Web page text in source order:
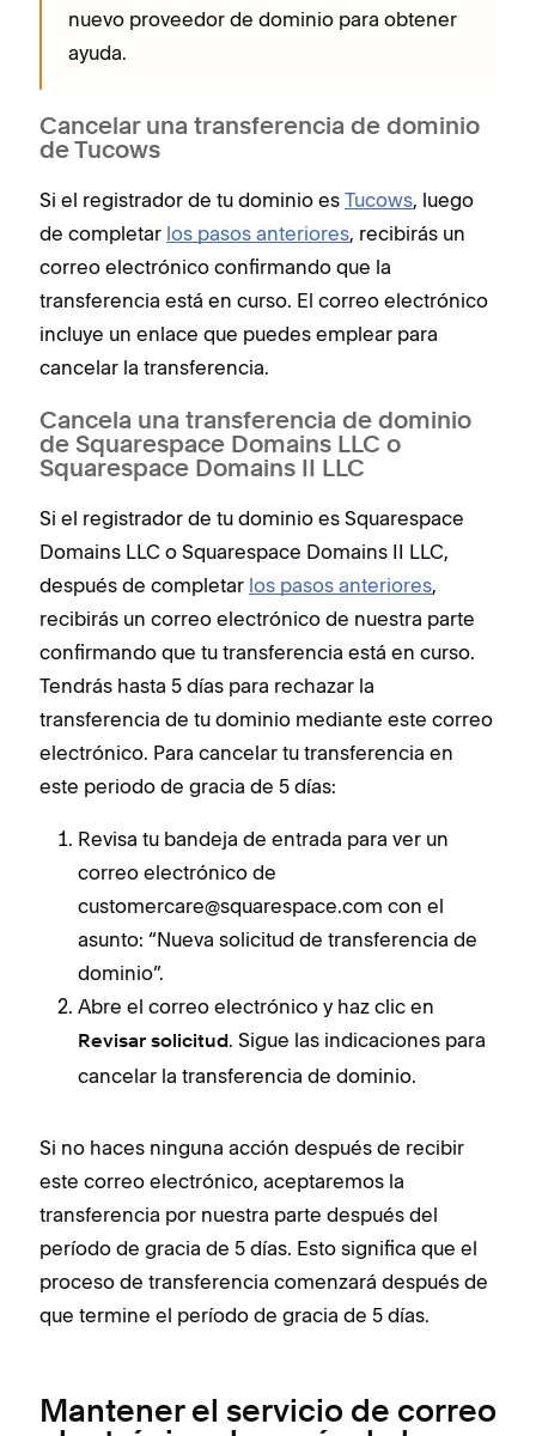
nuevo proveedor de dominio para obtener
ayuda.
Cancelar una transferencia de dominio
de Tucows
Si el registrador de tu dominio es Tucows, luego
de completar los pasos anteriores, recibirás un
correo electrónico confirmando que la
transferencia está en curso. El correo electrónico
incluye un enlace que puedes emplear para
cancelar la transferencia.
Cancela una transferencia de dominio
de Squarespace Domains LLC o
Squarespace Domains II LLC
Si el registrador de tu dominio es Squarespace
Domains LLC o Squarespace Domains II LLC,
después de completar los pasos anteriores,
recibirás un correo electrónico de nuestra parte
confirmando que tu transferencia está en curso.
Tendrás hasta 5 días para rechazar la
transferencia de tu dominio mediante este correo
electrónico. Para cancelar tu transferencia en
este periodo de gracia de 5 días:
Revisa tu bandeja de entrada para ver un
correo electrónico de
customercare@squarespace.com con el
asunto: “Nueva solicitud de transferencia de
dominio”.
Abre el correo electrónico y haz clic en
Revisar solicitud. Sigue las indicaciones para
cancelar la transferencia de dominio.
Si no haces ninguna acción después de recibir
este correo electrónico, aceptaremos la
transferencia por nuestra parte después del
período de gracia de 5 días. Esto significa que el
proceso de transferencia comenzará después de
que termine el período de gracia de 5 días.
Mantener el servicio de correo